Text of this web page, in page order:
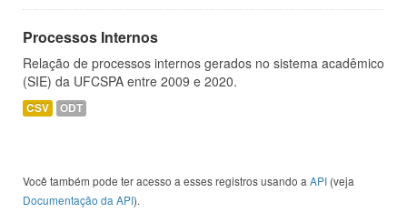
Processos Internos
Relação de processos internos gerados no sistema acadêmico
(SIE) da UFCSPA entre 2009 e 2020.
CSV ODT
Você também pode ter acesso a esses registros usando a API (veja
Documentação da API).